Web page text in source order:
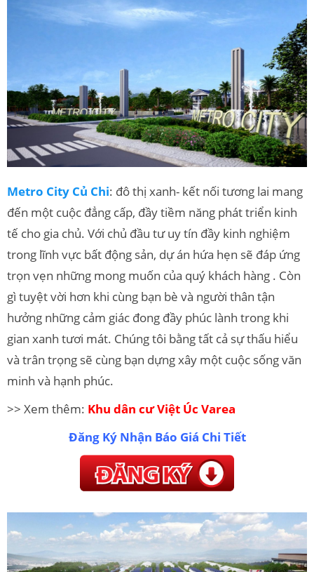
Metro City Củ Chi: đô thị xanh- kết nối tương lai mang
đến một cuộc đẳng cấp, đầy tiềm năng phát triển kinh
tế cho gia chủ. Với chủ đầu tư uy tín đầy kinh nghiệm
trong lĩnh vực bất động sản, dự án hứa hẹn sẽ đáp ứng
trọn vẹn những mong muốn của quý khách hàng . Còn
gì tuyệt vời hơn khi cùng bạn bè và người thân tận
hưởng những cảm giác đong đầy phúc lành trong khi
gian xanh tươi mát. Chúng tôi bằng tất cả sự thấu hiểu
và trân trọng sẽ cùng bạn dựng xây một cuộc sống văn
minh và hạnh phúc.
>> Xem thêm: Khu dân cư Việt Úc Varea
Đăng Ký Nhận Báo Giá Chi Tiết